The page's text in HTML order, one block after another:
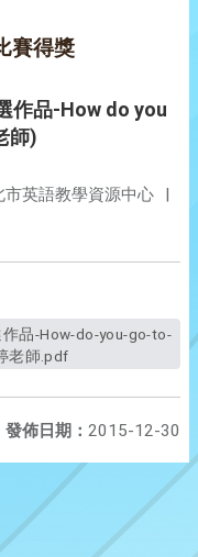
賽得獎
作品-How do you
師)
市英語教學資源中心 |
老師.pdf
發佈日期： 2015-12-30